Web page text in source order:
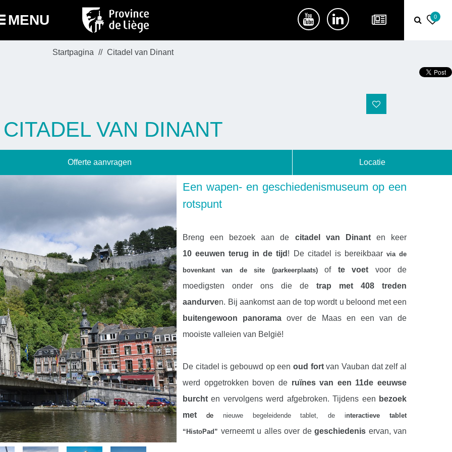
MENU 0
Startpagina Citadel van Dinant
CITADEL VAN DINANT
Offerte aanvragen Locatie
Een wapen- en geschiedenismuseum op een
rotspunt
Breng een bezoek aan de citadel van Dinanten keer
10 eeuwen terug in de tijd ! De citadel is bereikbaar via de
bovenkant van de site (parkeerplaats)ofte voet voor de
moedigsten onder ons die de trap met 408 treden
aandurven. Bij aankomst aan de top wordt u beloond met een
buitengewoon panorama over de Maas en een van de
mooiste valleien van België!
De citadel is gebouwd op een oud fortvan Vauban dat zelf al
werd opgetrokken boven deruïnes van een 11de eeuwse
burcht en vervolgens werd afgebroken. Tijdens een bezoek
met denieuwe begeleidende tablet, de interactieve tablet
“HistoPad” verneemt u alles over de geschiedenis ervan, van